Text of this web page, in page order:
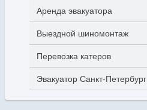
Аренда эвакуатора
Выездной шиномонтаж
Перевозка катеров
Эвакуатор Санкт-Петербург